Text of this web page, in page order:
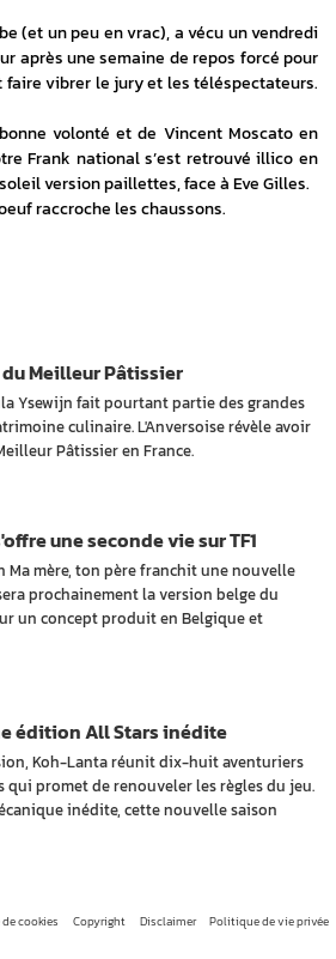
(et un peu en vrac), a vécu un vendredi
après une semaine de repos forcé pour
vibrer le jury et les téléspectateurs.
volonté et de Vincent Moscato en
Frank national s’est retrouvé illico en
version paillettes, face à Eve Gilles.
raccroche les chaussons.
Ysewijn fait pourtant partie des grandes
culinaire. L'Anversoise révèle avoir
Pâtissier en France.
Meilleur Pâtissier
Ma mère, ton père franchit une nouvelle
prochainement la version belge du
un concept produit en Belgique et
une seconde vie sur TF1
Koh-Lanta réunit dix-huit aventuriers
promet de renouveler les règles du jeu.
inédite, cette nouvelle saison
édition All Stars inédite
Copyright Disclaimer Politique de vie privée
cookies